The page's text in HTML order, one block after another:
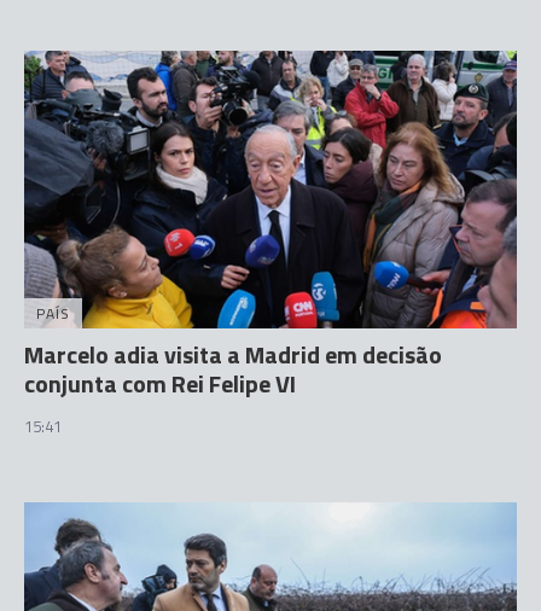
PAÍS
Marcelo adia visita a Madrid em decisão
conjunta com Rei Felipe VI
15:41